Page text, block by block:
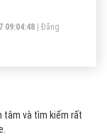
09:04:48
Đăng
tâm và tìm kiếm rất